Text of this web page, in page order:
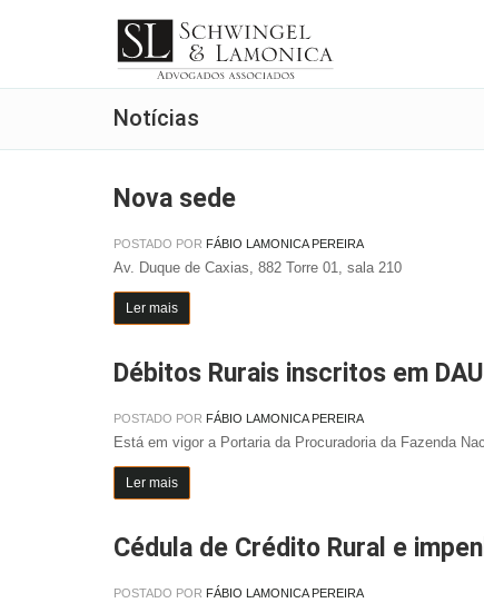
Notícias
Nova sede
POSTADO POR FÁBIO LAMONICA PEREIRA
Av. Duque de Caxias, 882 Torre 01, sala 210
Ler mais
Débitos Rurais inscritos em
POSTADO POR FÁBIO LAMONICA PEREIRA
Está em vigor a Portaria da Procuradoria da Fazenda
Ler mais
Cédula de Crédito Rural e
POSTADO POR FÁBIO LAMONICA PEREIRA